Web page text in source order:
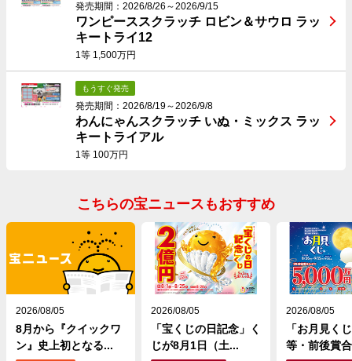
発売期間：2026/8/26～2026/9/15
ワンピーススクラッチ ロビン＆サウロ ラッ
キートライ12
1等 1,500万円
もうすぐ発売
発売期間：2026/8/19～2026/9/8
わんにゃんスクラッチ いぬ・ミックス ラッ
キートライアル
1等 100万円
こちらの宝ニュースもおすすめ
2026/08/05
8月から『クイックワ
ン』史上初となる...
2026/08/05
「宝くじの日記念」く
じが8月1日（土...
2026/08/05
「お月見く
等・前後賞